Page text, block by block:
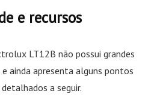
e recursos
LT12B não possui grandes
ainda apresenta alguns pontos
a seguir.